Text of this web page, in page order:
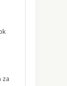
za